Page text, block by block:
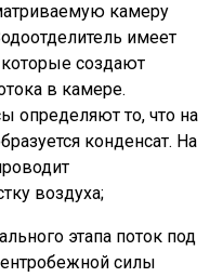
камеру
имеет
создают
в камере.
определяют то, что на
конденсат. На
воздуха;
этапа поток под
силы